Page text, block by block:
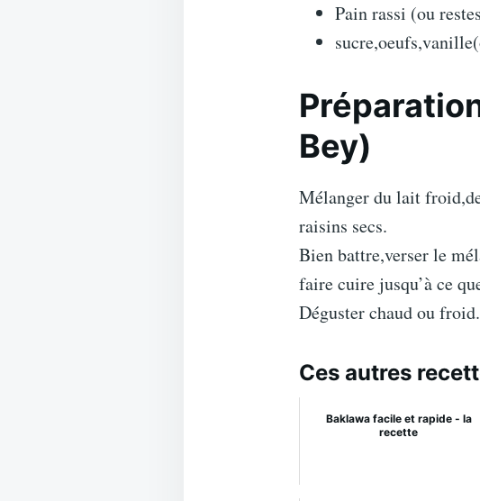
Pain rassi (ou
Bey)
Mélanger du lait
raisins secs.
Bien battre,verser le
faire cuire jusqu’à ce
Déguster chaud ou froid.
Ces autres
Baklawa facile et rapide - la
recette